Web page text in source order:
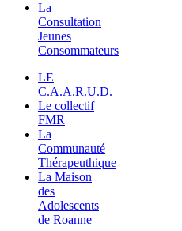
La
Consultation
Jeunes
Consommateurs
LE
C.A.A.R.U.D.
Le collectif
FMR
La
Communauté
Thérapeuthique
La Maison
des
Adolescents
de Roanne